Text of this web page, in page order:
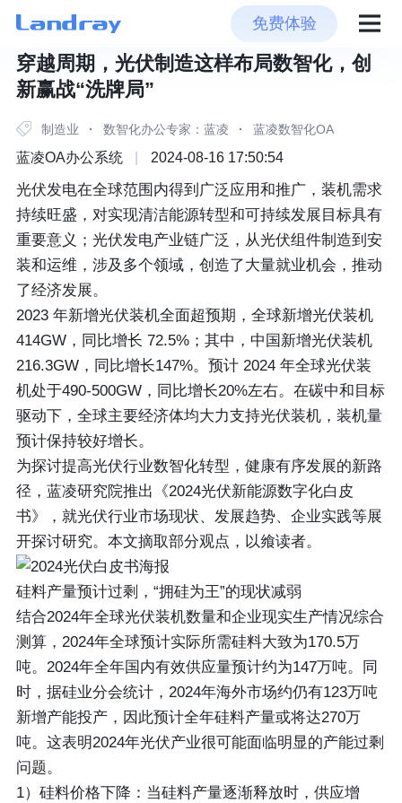
免费体验
穿越周期，光伏制造这样布局数智化，创
新赢战“洗牌局”
制造业 · 数智化办公专家：蓝凌 · 蓝凌数智化OA
蓝凌OA办公系统 2024-08-16 17:50:54
光伏发电在全球范围内得到广泛应用和推广，装机需求
持续旺盛，对实现清洁能源转型和可持续发展目标具有
重要意义；光伏发电产业链广泛，从光伏组件制造到安
装和运维，涉及多个领域，创造了大量就业机会，推动
了经济发展。
2023 年新增光伏装机全面超预期，全球新增光伏装机
414GW，同比增长 72.5%；其中，中国新增光伏装机
216.3GW，同比增长147%。预计 2024 年全球光伏装
机处于490-500GW，同比增长20%左右。在碳中和目标
驱动下，全球主要经济体均大力支持光伏装机，装机量
预计保持较好增长。
为探讨提高光伏行业数智化转型，健康有序发展的新路
径，蓝凌研究院推出《2024光伏新能源数字化白皮
书》，就光伏行业市场现状、发展趋势、企业实践等展
开探讨研究。本文摘取部分观点，以飨读者。
硅料产量预计过剩，“拥硅为王”的现状减弱
结合2024年全球光伏装机数量和企业现实生产情况综合
测算，2024年全球预计实际所需硅料大致为170.5万
吨。2024年全年国内有效供应量预计约为147万吨。同
时，据硅业分会统计，2024年海外市场约仍有123万吨
新增产能投产，因此预计全年硅料产量或将达270万
吨。这表明2024年光伏产业很可能面临明显的产能过剩
问题。
1）硅料价格下降：当硅料产量逐渐释放时，供应增